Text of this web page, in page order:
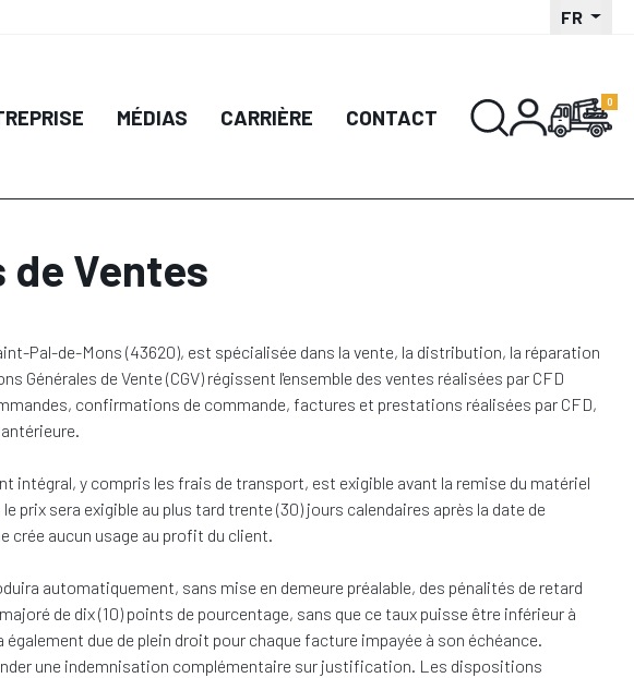
FR
MÉDIAS CARRIÈRE CONTACT
de Ventes
Pal-de-Mons (43620), est spécialisée dans la vente, la distribution, la réparation
de Vente (CGV) régissent l'ensemble des ventes réalisées par CFD
confirmations de commande, factures et prestations réalisées par CFD,
intégral, y compris les frais de transport, est exigible avant la remise du matériel
sera exigible au plus tard trente (30) jours calendaires après la date de
crée aucun usage au profit du client.
automatiquement, sans mise en demeure préalable, des pénalités de retard
de dix (10) points de pourcentage, sans que ce taux puisse être inférieur à
due de plein droit pour chaque facture impayée à son échéance.
une indemnisation complémentaire sur justification. Les dispositions